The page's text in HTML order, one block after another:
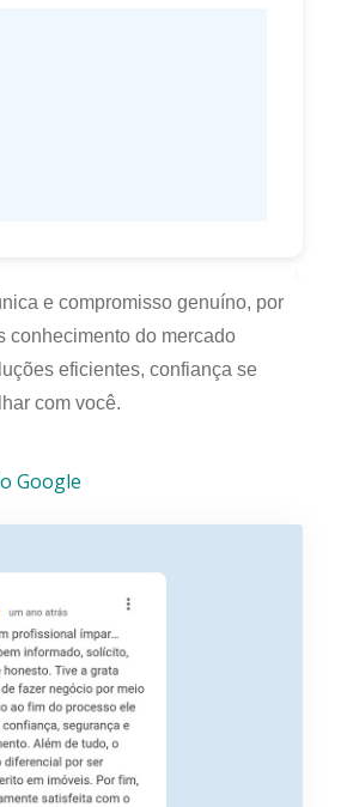
e compromisso genuíno, por
conhecimento do mercado
eficientes, confiança se
com você.
Google